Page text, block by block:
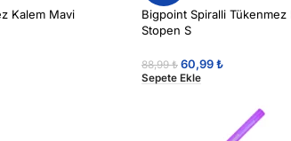
Kalem Mavi
Bigpoint Spiralli Tükenmez
Stopen S
88,99₺ 60,99₺
Sepete Ekle